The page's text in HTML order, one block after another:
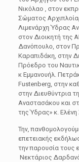
Νικόλαο , στον
Σώματος
Λιμενάρχη Ύδρας
στον Διοικητή της
Δανόπουλο, στον
Καραπιδάκη, στην
Πρόεδρο του
κ Εμμανουήλ.
Fustenberg, στην
στην Διευθύντρια
Αναστασάκου και
της Ύδρας» κ.
Την,
επετειακής
την παρουσία τους
Νεκτάριος